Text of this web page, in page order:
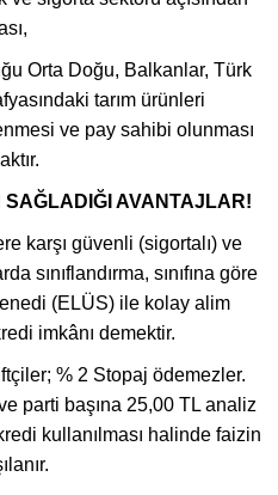
Orta Doğu, Balkanlar, Türk
tarım ürünleri
ve pay sahibi olunması
AVANTAJLAR!
karşı güvenli (sigortalı) ve
sınıflandırma, sınıfına göre
(ELÜS) ile kolay alim
imkânı demektir.
% 2 Stopaj ödemezler.
parti başına 25,00 TL analiz
kullanılması halinde faizin